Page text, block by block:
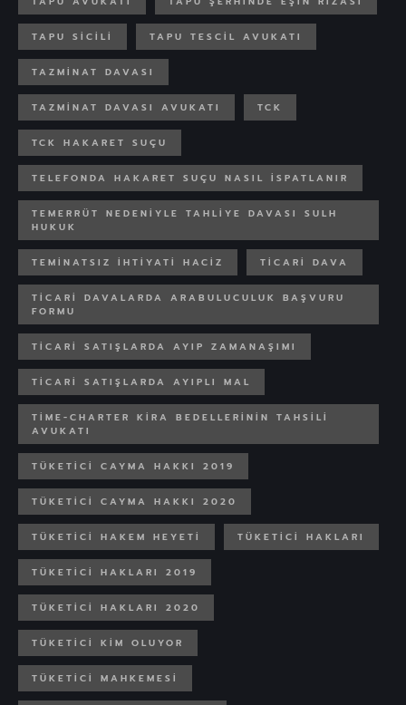
TAPU SICILI TAPU TESCIL AVUKATI
TAZMINAT DAVASI
TAZMINAT DAVASI AVUKATI TCK
TCK HAKARET SUÇU
TELEFONDA HAKARET SUÇU NASIL ISPATLANIR
TEMERRÜT NEDENIYLE TAHLIYE DAVASI SULH
HUKUK
TEMINATSIZ IHTIYATI HACIZ TICARI DAVA
TICARI DAVALARDA ARABULUCULUK BAŞVURU
FORMU
TICARI SATIŞLARDA AYIP ZAMANAŞIMI
TICARI SATIŞLARDA AYIPLI MAL
TIME-CHARTER KIRA BEDELLERININ TAHSILI
AVUKATI
TÜKETICI CAYMA HAKKI 2019
TÜKETICI CAYMA HAKKI 2020
TÜKETICI HAKEM HEYETI TÜKETICI HAKLARI
TÜKETICI HAKLARI 2019
TÜKETICI HAKLARI 2020
TÜKETICI KIM OLUYOR
TÜKETICI MAHKEMESI